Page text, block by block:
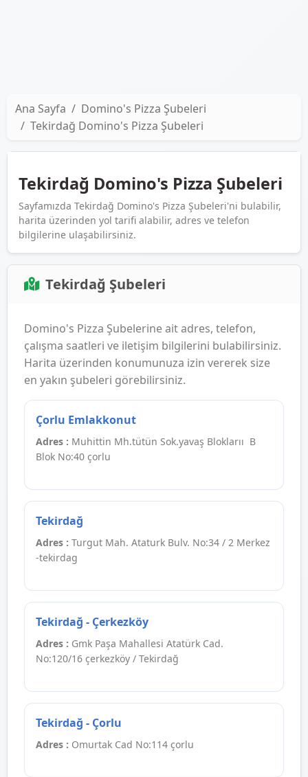
Ana Sayfa
Domino's Pizza Şubeleri
Tekirdağ Domino's Pizza Şubeleri
Tekirdağ Domino's Pizza Şubeleri
Sayfamızda Tekirdağ Domino's Pizza Şubeleri'ni bulabilir,
harita üzerinden yol tarifi alabilir, adres ve telefon
bilgilerine ulaşabilirsiniz.
Tekirdağ Şubeleri
Domino's Pizza Şubelerine ait adres, telefon,
çalışma saatleri ve iletişim bilgilerini bulabilirsiniz.
Harita üzerinden konumunuza izin vererek size
en yakın şubeleri görebilirsiniz.
Çorlu Emlakkonut
Adres : Muhittin Mh.tütün Sok.yavaş Bloklarıı B
Blok No:40 çorlu
Tekirdağ
Adres : Turgut Mah. Ataturk Bulv. No:34 / 2 Merkez
-tekirdag
Tekirdağ - Çerkezköy
Adres : Gmk Paşa Mahallesi Atatürk Cad.
No:120/16 çerkezköy / Tekirdağ
Tekirdağ - Çorlu
Adres : Omurtak Cad No:114 çorlu